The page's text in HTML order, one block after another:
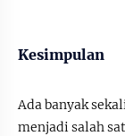
Kesimpulan
Ada banyak
menjadi salah